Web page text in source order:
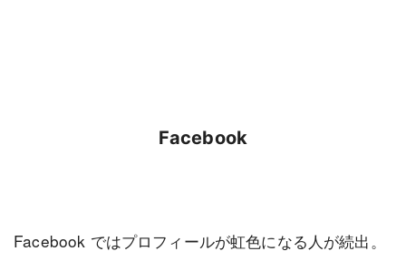
Facebook
Facebook ではプロフィールが虹色になる人が続出。